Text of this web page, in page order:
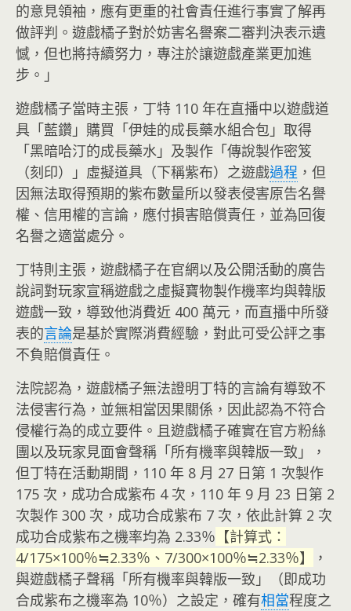
的意見領袖，應有更重的社會責任進行事實了解再
做評判。遊戲橘子對於妨害名譽案二審判決表示遺
憾，但也將持續努力，專注於讓遊戲產業更加進
步。」
遊戲橘子當時主張，丁特 110 年在直播中以遊戲道
具「藍鑽」購買「伊娃的成長藥水組合包」取得
「黑暗哈汀的成長藥水」及製作「傳說製作密笈
（刻印）」虛擬道具（下稱紫布）之遊戲過程 ，但
因無法取得預期的紫布數量所以發表侵害原告名譽
權、信用權的言論，應付損害賠償責任，並為回復
名譽之適當處分。
丁特則主張，遊戲橘子在官網以及公開活動的廣告
說詞對玩家宣稱遊戲之虛擬寶物製作機率均與韓版
遊戲一致，導致他消費近 400 萬元，而直播中所發
表的言論是基於實際消費經驗，對此可受公評之事
不負賠償責任。
法院認為，遊戲橘子無法證明丁特的言論有導致不
法侵害行為，並無相當因果關係，因此認為不符合
侵權行為的成立要件。且遊戲橘子確實在官方粉絲
團以及玩家見面會聲稱「所有機率與韓版一致」，
但丁特在活動期間，110 年 8 月 27 日第 1 次製作
175 次，成功合成紫布 4 次，110 年 9 月 23 日第 2
次製作 300 次，成功合成紫布 7 次，依此計算 2 次
成功合成紫布之機率均為 2.33％ 【計算式：
4/175×100％≒2.33％、7/300×100％≒2.33％】
，
與遊戲橘子聲稱「所有機率與韓版一致」（即成功
合成紫布之機率為 10％）之設定，確有相當程度之